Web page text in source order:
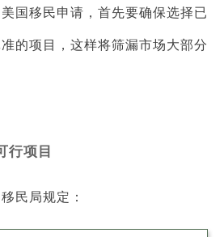
国移民申请，首先要确保选择已
的项目，这样将筛漏市场大部分
行项目
民局规定：